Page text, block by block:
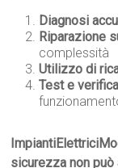
Diagnosi
Riparazione
complessità
Utilizzo di
Test e
sicurezza non può